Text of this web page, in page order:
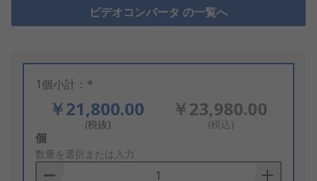
ビデオコンバータ の一覧へ
1個小計：*
￥21,800.00
(税抜)
￥23,980.00
(税込)
Add
to
Basket
個
数量を選択または入力